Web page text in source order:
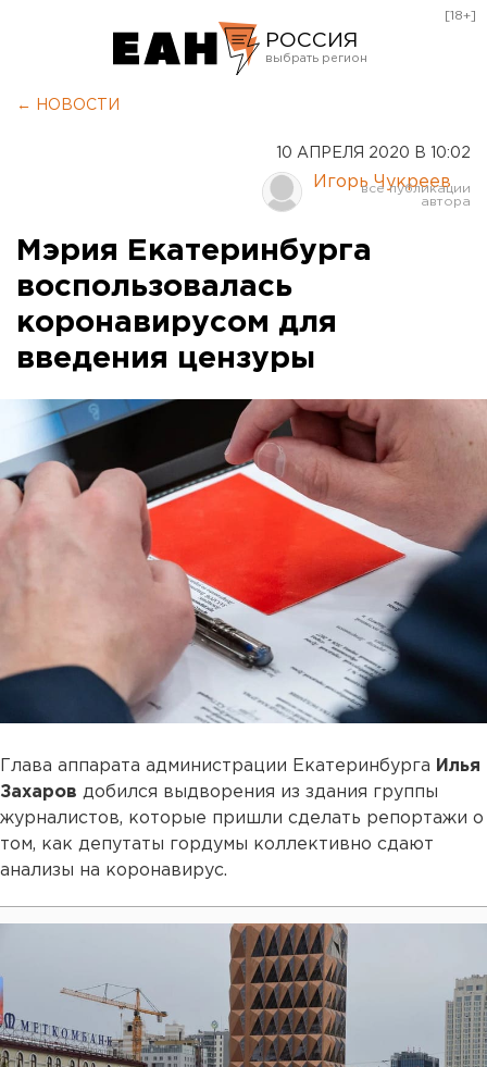
РОССИЯ
Курган
Оренбург
[18+]
← НОВОСТИ
10 АПРЕЛЯ 2020 В 10:02
Игорь Чукреев
Мэрия Екатеринбурга
воспользовалась
коронавирусом для
введения цензуры
Глава аппарата администрации Екатеринбурга Илья
Захаров добился выдворения из здания группы
журналистов, которые пришли сделать репортажи о
том, как депутаты гордумы коллективно сдают
анализы на коронавирус.